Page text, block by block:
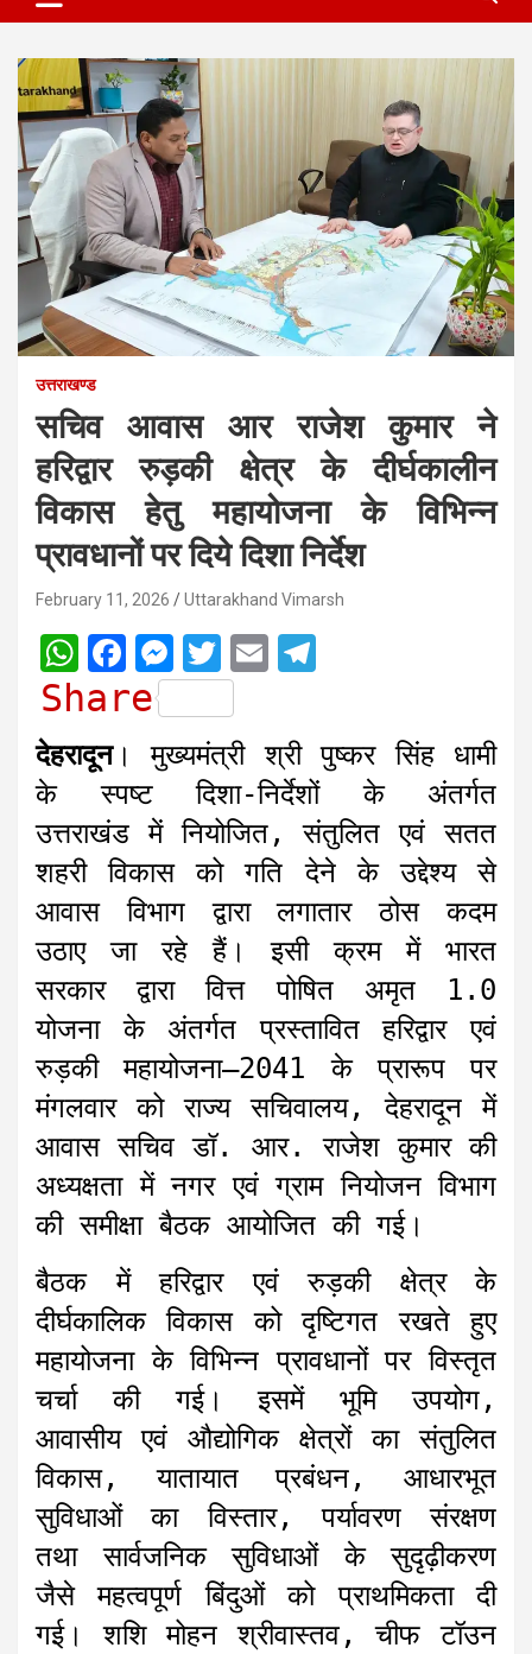
उत्तराखण्ड
सचिव आवास आर राजेश कुमार ने
हरिद्वार रुड़की क्षेत्र के दीर्घकालीन
विकास हेतु महायोजना के विभिन्न
प्रावधानों पर दिये दिशा निर्देश
February 11, 2026 Uttarakhand Vimarsh
W
h
t
A
p
p
F
a
b
o
o
k
M
e
s
s
n
g
e
r
T
w
i
t
t
e
r
E
a
i
l
e
g
r
a
m
Share
देहरादून। मुख्यमंत्री श्री पुष्कर सिंह धामी
के स्पष्ट दिशा-निर्देशों के अंतर्गत
उत्तराखंड में नियोजित, संतुलित एवं सतत
शहरी विकास को गति देने के उद्देश्य से
आवास विभाग द्वारा लगातार ठोस कदम
उठाए जा रहे हैं। इसी क्रम में भारत
सरकार द्वारा वित्त पोषित अमृत 1.0
योजना के अंतर्गत प्रस्तावित हरिद्वार एवं
रुड़की महायोजना–2041 के प्रारूप पर
मंगलवार को राज्य सचिवालय, देहरादून में
आवास सचिव डॉ. आर. राजेश कुमार की
अध्यक्षता में नगर एवं ग्राम नियोजन विभाग
की समीक्षा बैठक आयोजित की गई।
बैठक में हरिद्वार एवं रुड़की क्षेत्र के
दीर्घकालिक विकास को दृष्टिगत रखते हुए
महायोजना के विभिन्न प्रावधानों पर विस्तृत
चर्चा की गई। इसमें भूमि उपयोग,
आवासीय एवं औद्योगिक क्षेत्रों का संतुलित
विकास, यातायात प्रबंधन, आधारभूत
सुविधाओं का विस्तार, पर्यावरण संरक्षण
तथा सार्वजनिक सुविधाओं के सुदृढ़ीकरण
जैसे महत्वपूर्ण बिंदुओं को प्राथमिकता दी
गई। शशि मोहन श्रीवास्तव, चीफ टॉउन